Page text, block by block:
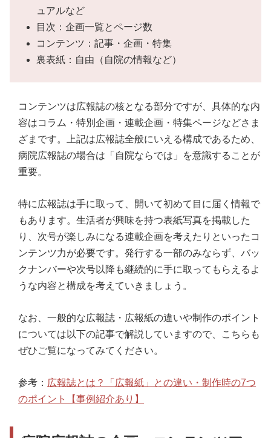
ュアルなど
目次：企画一覧とページ数
コンテンツ：記事・企画・特集
裏表紙：自由（自院の情報など）
コンテンツは広報誌の核となる部分ですが、具体的な内
容はコラム・特別企画・連載企画・特集ページなどさま
ざまです。上記は広報誌全般にいえる構成であるため、
病院広報誌の場合は「自院ならでは」を意識することが
重要。
特に広報誌は手に取って、開いて初めて目に届く情報で
もあります。生活者が興味を持つ表紙写真を掲載した
り、次号が楽しみになる連載企画を考えたりといったコ
ンテンツ力が必要です。発行する一部のみならず、バッ
クナンバーや次号以降も継続的に手に取ってもらえるよ
うな内容と構成を考えていきましょう。
なお、一般的な広報誌・広報紙の違いや制作のポイント
については以下の記事で解説していますので、こちらも
ぜひご覧になってみてください。
参考： 広報誌とは？「広報紙」との違い・制作時の7つ
のポイント【事例紹介あり】